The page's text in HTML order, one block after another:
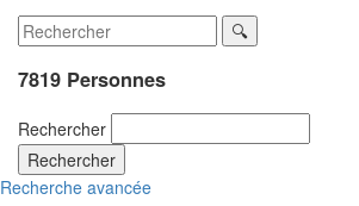
7819 Personnes
Rechercher
Rechercher
Recherche avancée